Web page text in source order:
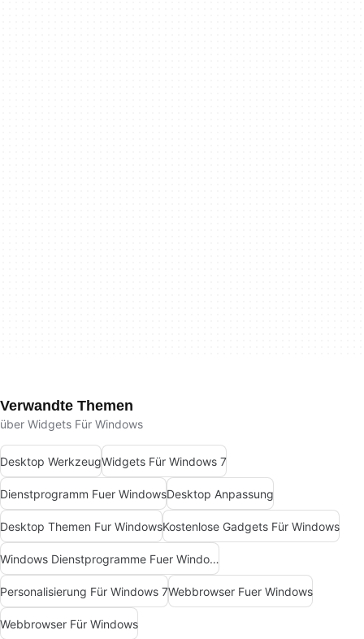
Verwandte Themen
über Widgets Für Windows
Desktop WerkzeugWidgets Für Windows 7
Dienstprogramm Fuer WindowsDesktop Anpassung
Desktop Themen Fur WindowsKostenlose Gadgets Für Windows
Windows Dienstprogramme Fuer Windows 10
Personalisierung Für Windows 7Webbrowser Fuer Windows
Webbrowser Für Windows